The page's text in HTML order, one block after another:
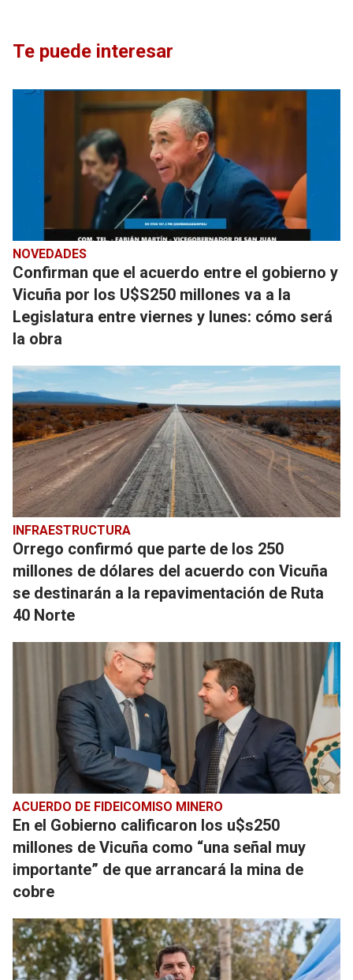
Te puede interesar
NOVEDADES
Confirman que el acuerdo entre el gobierno y
Vicuña por los U$S250 millones va a la
Legislatura entre viernes y lunes: cómo será
la obra
INFRAESTRUCTURA
Orrego confirmó que parte de los 250
millones de dólares del acuerdo con Vicuña
se destinarán a la repavimentación de Ruta
40 Norte
ACUERDO DE FIDEICOMISO MINERO
En el Gobierno calificaron los u$s250
millones de Vicuña como “una señal muy
importante” de que arrancará la mina de
cobre